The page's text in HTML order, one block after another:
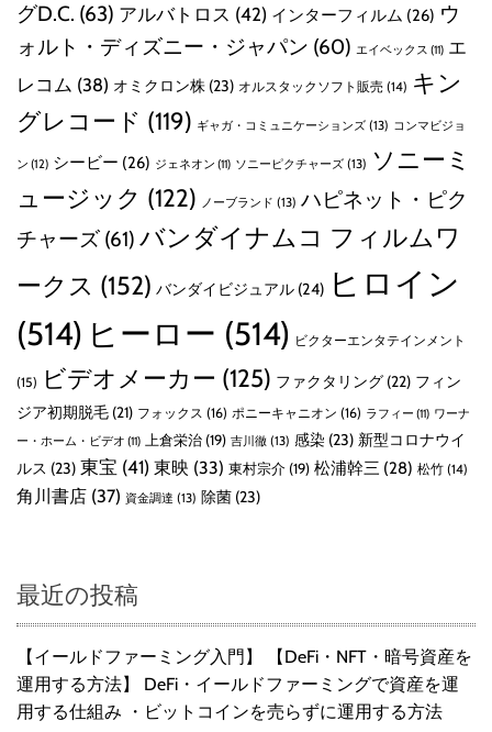
グD.C. (63) アルバトロス (42) インターフィルム (26) ウ
ォルト・ディズニー・ジャパン (60) エイベックス (11) エ
レコム (38) オミクロン株 (23) オルスタックソフト販売 (14) キン
グレコード (119) ギャガ・コミュニケーションズ (13) コンマビジョ
ン (12) シービー (26) ジェネオン (11) ソニーピクチャーズ (13) ソニーミ
ュージック (122) ノーブランド (13) ハピネット・ピク
チャーズ (61) バンダイナムコ フィルムワ
ークス (152) バンダイビジュアル (24) ヒロイン
(514) ヒーロー (514) ビクターエンタテインメント
(15) ビデオメーカー (125) ファクタリング (22) フィン
ジア初期脱毛 (21) フォックス (16) ポニーキャニオン (16) ラフィー (11) ワーナ
ー・ホーム・ビデオ (11) 上倉栄治 (19) 吉川徹 (13) 感染 (23) 新型コロナウイ
ルス (23) 東宝 (41) 東映 (33) 東村宗介 (19) 松浦幹三 (28) 松竹 (14)
角川書店 (37) 資金調達 (13) 除菌 (23)
最近の投稿
【イールドファーミング入門】 【DeFi・NFT・暗号資産を
運用する方法】 DeFi・イールドファーミングで資産を運
用する仕組み ・ビットコインを売らずに運用する方法